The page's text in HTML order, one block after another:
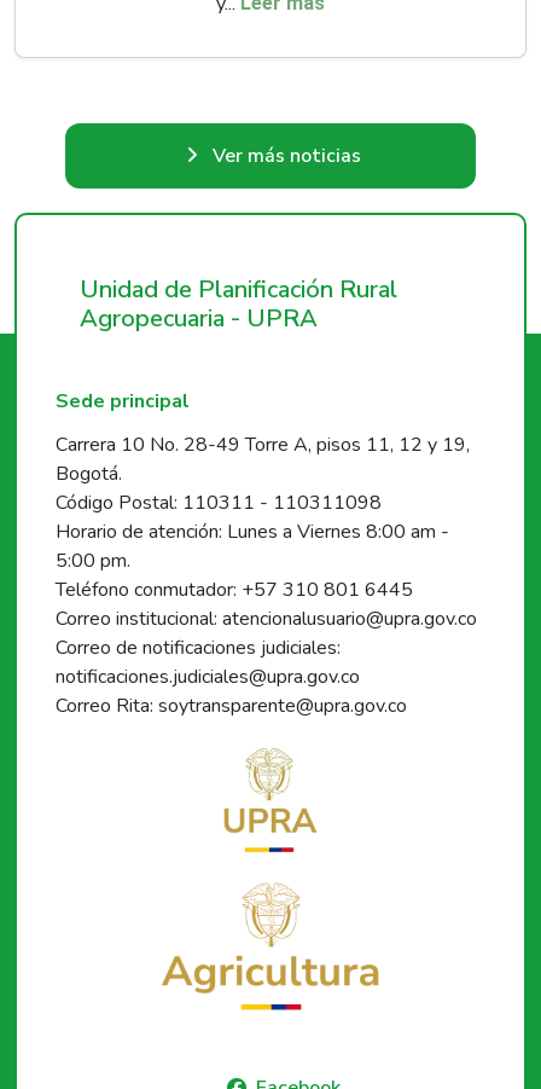
Ver más noticias
Unidad de Planificación Rural
Agropecuaria - UPRA
Sede principal
Carrera 10 No. 28-49 Torre A, pisos 11, 12 y 19,
Bogotá.
Código Postal: 110311 - 110311098
Horario de atención: Lunes a Viernes 8:00 am -
5:00 pm.
Teléfono conmutador: +57 310 801 6445
Correo institucional: atencionalusuario@upra.gov.co
Correo de notificaciones judiciales:
notificaciones.judiciales@upra.gov.co
Correo Rita: soytransparente@upra.gov.co